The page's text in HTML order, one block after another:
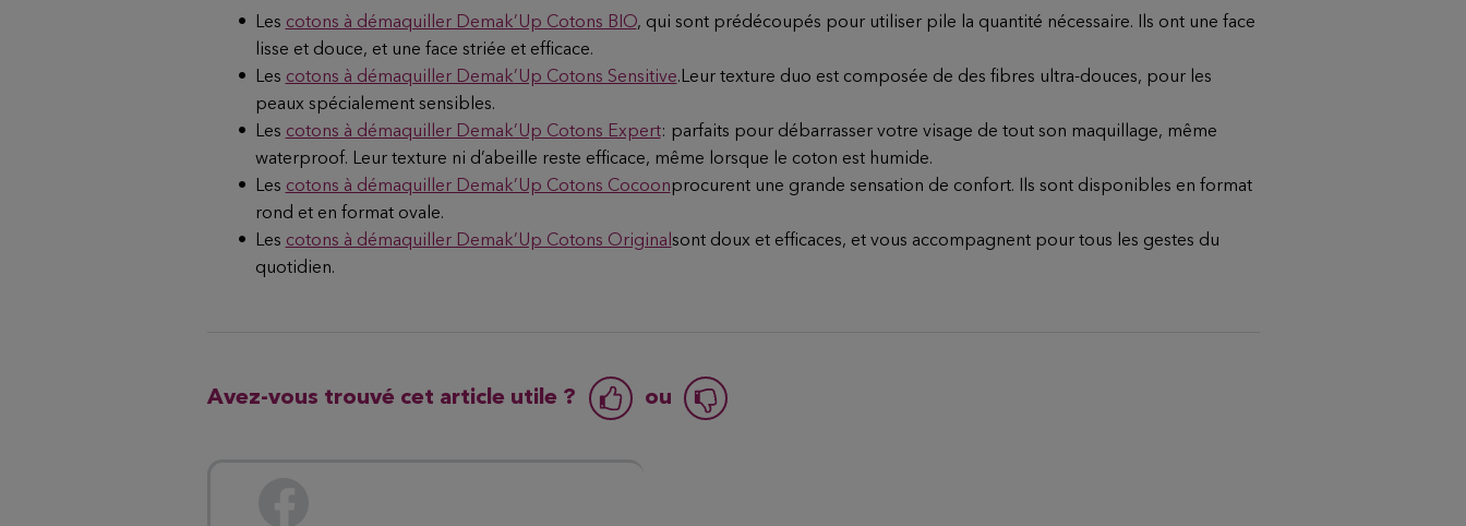
Les cotons à démaquiller Demak’Up Cotons BIO, qui sont prédécoupés pour utiliser pile la quantité nécessaire. Ils ont une face
lisse et douce, et une face striée et efficace.
Les cotons à démaquiller Demak’Up Cotons Sensitive.Leur texture duo est composée de des fibres ultra-douces, pour les
peaux spécialement sensibles.
Les cotons à démaquiller Demak’Up Cotons Expert: parfaits pour débarrasser votre visage de tout son maquillage, même
waterproof. Leur texture ni d’abeille reste efficace, même lorsque le coton est humide.
Les cotons à démaquiller Demak’Up Cotons Cocoonprocurent une grande sensation de confort. Ils sont disponibles en format
rond et en format ovale.
Les cotons à démaquiller Demak’Up Cotons Original sont doux et efficaces, et vous accompagnent pour tous les gestes du
quotidien.
Avez-vous trouvé cet article utile ? ou